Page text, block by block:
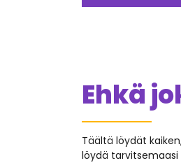
Ehkä
Täältä löydät
löydä tarvitsemaasi